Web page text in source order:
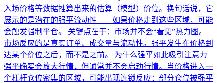
入场价格等数据推算出来的估算（模型）价位。换句话说，它
展示的是潜在的强平流动性——如果价格走到这些区域，可能
会触发强制平仓。 关键点在于：市场并不会“看见”热力图。
市场反应的是真实订单、成交量与流动性。强平发生在价格到
达某个价位之后，而不是之前。 为什么强平如此吸引注意力
强平确实会放大行情，但通常并不会启动行情。当价格进入一
个杠杆仓位密集的区域，可能出现连锁反应：部分仓位被强平